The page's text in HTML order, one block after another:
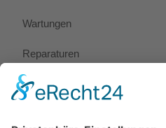
Wartungen
Reparaturen
Notdienst